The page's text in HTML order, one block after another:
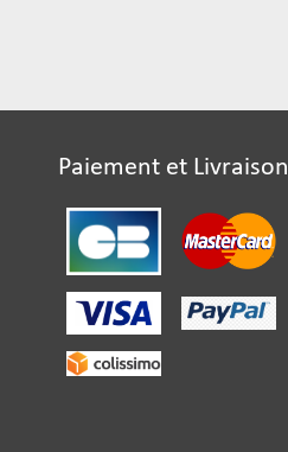
Paiement et Livraison